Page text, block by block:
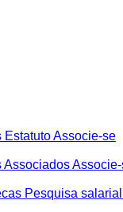
EstatutoAssocie-se
Associados
Pesquisa salarial